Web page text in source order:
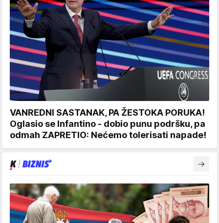
VANREDNI SASTANAK, PA ŽESTOKA PORUKA!
Oglasio se Infantino - dobio punu podršku, pa
odmah ZAPRETIO: Nećemo tolerisati napade!